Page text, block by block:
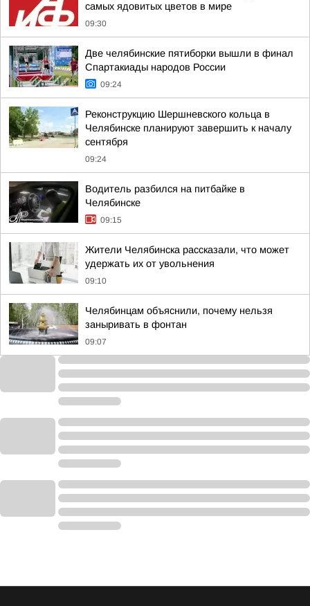
самых ядовитых цветов в мире
09:30
Две челябинские пятиборки вышли в финал
Спартакиады народов России
09:24
Реконструкцию Шершневского кольца в
Челябинске планируют завершить к началу
сентября
09:24
Водитель разбился на питбайке в
Челябинске
09:15
Жители Челябинска рассказали, что может
удержать их от увольнения
09:10
Челябинцам объяснили, почему нельзя
заныривать в фонтан
09:07